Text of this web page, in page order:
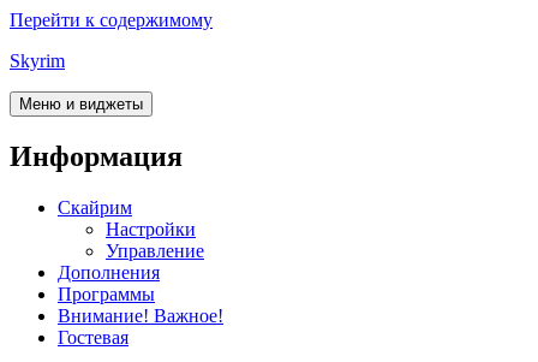
Перейти к содержимому
Skyrim
Меню и виджеты
Информация
Скайрим
Настройки
Управление
Дополнения
Программы
Внимание! Важное!
Гостевая